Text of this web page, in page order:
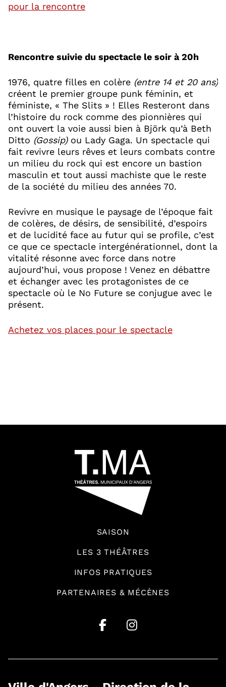
Dufau
Dufau
pour la rencontre, Ouvre une nouvelle fenêtre
Rencontre suivie du spectacle le soir à 20h
1976, quatre filles en colère (entre 14 et 20 ans)
créent le premier groupe punk féminin, et
féministe, « The Slits » ! Elles Resteront dans
l’histoire du rock comme des pionnières qui
ont ouvert la voie aussi bien à Björk qu’à Beth
Ditto (Gossip)ou Lady Gaga. Un spectacle qui
fait revivre leurs rêves et leurs combats contre
un milieu du rock qui est encore un bastion
masculin et tout aussi machiste que le reste
de la société du milieu des années 70.
Revivre en musique le paysage de l’époque fait
de colères, de désirs, de sensibilité, d’espoirs
et de lucidité face au futur qui se profile, c’est
ce que ce spectacle intergénérationnel, dont la
vitalité résonne avec force dans notre
aujourd’hui, vous propose ! Venez en débattre
et échanger avec les protagonistes de ce
spectacle où le No Future se conjugue avec le
présent.
Achetez vos places pour le spectacle, Ouvre
SAISON
LES 3 THÉÂTRES
INFOS PRATIQUES
PARTENAIRES & MÉCÈNES